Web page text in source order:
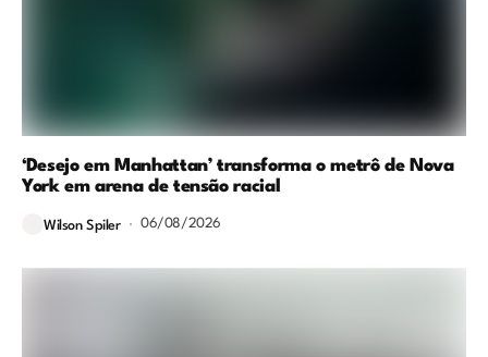
‘Desejo em Manhattan’ transforma o metrô de Nova
York em arena de tensão racial
Wilson Spiler 06/08/2026